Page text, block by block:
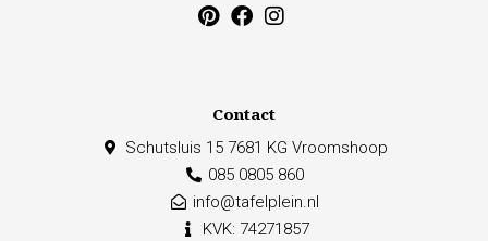
Contact
Schutsluis 15 7681 KG Vroomshoop
085 0805 860
info@tafelplein.nl
KVK: 74271857